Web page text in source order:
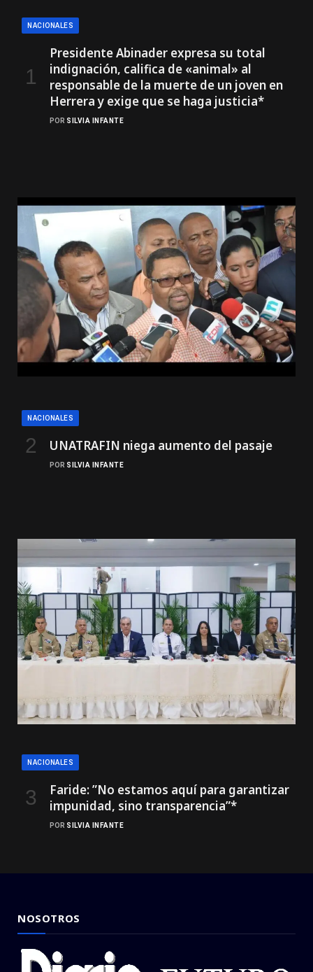
NACIONALES
Presidente Abinader expresa su total
indignación, califica de «animal» al
responsable de la muerte de un joven en
Herrera y exige que se haga justicia*
POR SILVIA INFANTE
NACIONALES
UNATRAFIN niega aumento del pasaje
POR SILVIA INFANTE
NACIONALES
Faride: ”No estamos aquí para garantizar
impunidad, sino transparencia”*
POR SILVIA INFANTE
NOSOTROS